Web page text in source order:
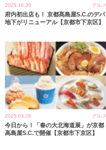
2025.10.30 グルメ
府内初出店も！ 京都髙島屋S.C.のデパ
地下がリニューアル【京都市下京区】
2025.03.26 グルメ
今日から！「春の大北海道展」が京都
高島屋S.C.で開催【京都市下京区】